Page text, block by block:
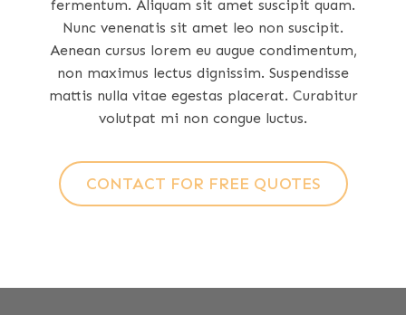
fermentum. Aliquam sit amet suscipit quam.
Nunc venenatis sit amet leo non suscipit.
Aenean cursus lorem eu augue condimentum,
non maximus lectus dignissim. Suspendisse
mattis nulla vitae egestas placerat. Curabitur
volutpat mi non congue luctus.
CONTACT FOR FREE QUOTES